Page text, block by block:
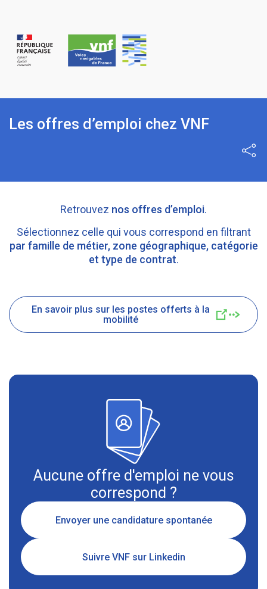
Les offres d’emploi chez VNF
Retrouvez nos offres d’emploi.
Sélectionnez celle qui vous correspond en filtrant
par famille de métier, zone géographique, catégorie
et type de contrat.
En savoir plus sur les postes offerts à la
mobilité
Aucune offre d'emploi ne vous
correspond ?
Envoyer une candidature spontanée
Suivre VNF sur Linkedin